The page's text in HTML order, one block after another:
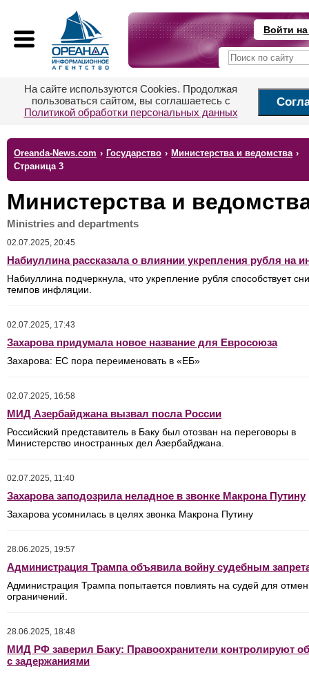
Войти
На сайте используются Cookies. Продолжая
пользоваться сайтом, вы соглашаетесь с
Политикой обработки персональных данных
Oreanda-News.com › Государство › Министерства и ведомства ›
Страница 3
Министерства и
Ministries and departments
02.07.2025, 20:45
Набиуллина рассказала о влиянии укрепления рубля на
Набиуллина подчеркнула, что укрепление рубля способствует
темпов инфляции.
02.07.2025, 17:43
Захарова придумала новое название для Евросоюза
Захарова: ЕС пора переименовать в «ЕБ»
02.07.2025, 16:58
МИД Азербайджана вызвал посла России
Российский представитель в Баку был отозван на переговоры в
Министерство иностранных дел Азербайджана.
02.07.2025, 11:40
Захарова заподозрила неладное в звонке Макрона Путину
Захарова усомнилась в целях звонка Макрона Путину
28.06.2025, 19:57
Администрация Трампа объявила войну судебным
Администрация Трампа попытается повлиять на судей для
ограничений.
28.06.2025, 18:48
МИД РФ заверил Баку: Правоохранители контролируют
с задержаниями